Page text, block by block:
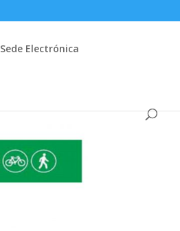
Sede Electrónica